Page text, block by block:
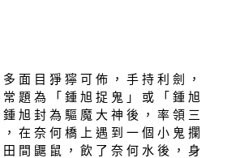
面 目 猙 獰 可 佈 ， 手 持 利 劍 ，
題 為 「 鍾 旭 捉 鬼 」 或 「 鍾 旭
旭 封 為 驅 魔 大 神 後 ， 率 領 三
在 奈 何 橋 上 遇 到 一 個 小 鬼 攔
間 鼴 鼠 ， 飲 了 奈 何 水 後 ， 身